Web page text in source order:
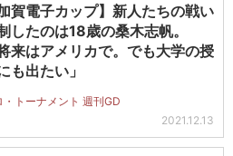
加賀電子カップ】新人たちの戦い
したのは18歳の桑木志帆。
将来はアメリカで。でも大学の授
も出たい」
・トーナメント 週刊GD
2021.12.13